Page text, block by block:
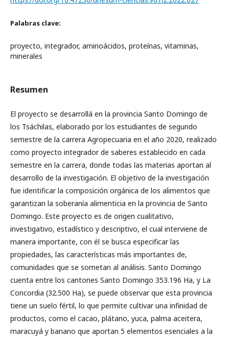
Palabras clave:
proyecto, integrador, aminoácidos, proteínas, vitaminas,
minerales
Resumen
El proyecto se desarrollá en la provincia Santo Domingo de
los Tsáchilas, elaborado por los estudiantes de segundo
semestre de la carrera Agropecuaria en el año 2020, realizado
como proyecto integrador de saberes establecido en cada
semestre en la carrera, donde todas las materias aportan al
desarrollo de la investigación. El objetivo de la investigación
fue identificar la composición orgánica de los alimentos que
garantizan la soberanía alimenticia en la provincia de Santo
Domingo. Este proyecto es de origen cualitativo,
investigativo, estadístico y descriptivo, el cual interviene de
manera importante, con él se busca especificar las
propiedades, las características más importantes de,
comunidades que se sometan al análisis. Santo Domingo
cuenta entre los cantones Santo Domingo 353.196 Ha, y La
Concordia (32.500 Ha), se puede observar que esta provincia
tiene un suelo fértil, lo que permite cultivar una infinidad de
productos, como el cacao, plátano, yuca, palma aceitera,
maracuyá y banano que aportan 5 elementos esenciales a la